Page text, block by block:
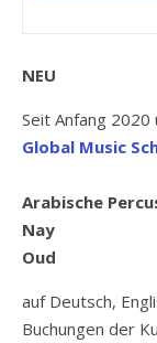
NEU
Seit Anfang
Global Music
Arabische
Nay
Oud
auf Deutsch,
Buchungen der